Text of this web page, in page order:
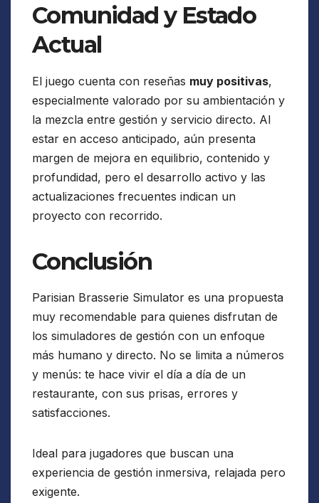
Comunidad y Estado
Actual
El juego cuenta con reseñas muy positivas,
especialmente valorado por su ambientación y
la mezcla entre gestión y servicio directo. Al
estar en acceso anticipado, aún presenta
margen de mejora en equilibrio, contenido y
profundidad, pero el desarrollo activo y las
actualizaciones frecuentes indican un
proyecto con recorrido.
Conclusión
Parisian Brasserie Simulator es una propuesta
muy recomendable para quienes disfrutan de
los simuladores de gestión con un enfoque
más humano y directo. No se limita a números
y menús: te hace vivir el día a día de un
restaurante, con sus prisas, errores y
satisfacciones.
Ideal para jugadores que buscan una
experiencia de gestión inmersiva, relajada pero
exigente.